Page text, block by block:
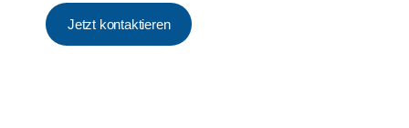
Jetzt kontaktieren